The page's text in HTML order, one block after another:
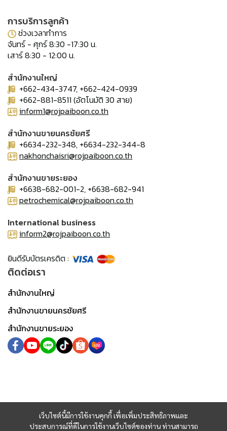
เว็บไซต์นี้มีการใช้งานคุกกี้ เพื่อเพิ่มประสิทธิภาพและ
ประสบการณ์ที่ดีในการใช้งานเว็บไซต์ของท่าน ท่านสามารถ
การบริการลูกค้า
ช่วงเวลาทำการ
จันทร์ - ศุกร์ 8:30 -17:30 น.
เสาร์ 8:30 - 12:00 น.
สำนักงานใหญ่
+662-434-3747, +662-424-0939
+662-881-8511 (อัตโนมัติ 30 สาย)
inform1@rojpaiboon.co.th
สำนักงานขายนครชัยศรี
+6634-232-348, +6634-232-344-8
nakhonchaisri@rojpaiboon.co.th
สำนักงานขายระยอง
+6638-682-001-2, +6638-682-941
petrochemical@rojpaiboon.co.th
International business
inform2@rojpaiboon.co.th
ยินดีรับบัตรเครดิต :
ติดต่อเรา
สำนักงานใหญ่
สำนักงานขายนครชัยศรี
สำนักงานขายระยอง